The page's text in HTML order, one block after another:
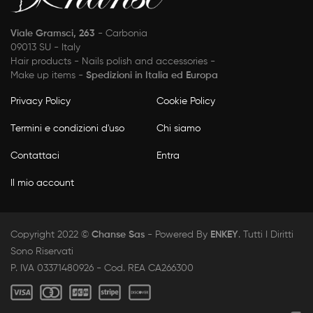
Viale Gramsci, 263 - Carbonia
09013 SU - Italy
Hair products - Nails polish and accessories -
Make up items - Spedizioni in Italia ed Europa
Privacy Policy Cookie Policy
Termini e condizioni d'uso Chi siamo
Contattaci Entra
Il mio account
Copyright 2022 © Chanse Sas - Powered By ENKEY. Tutti I Diritti
Sono Riservati
P. IVA 03371480926 - Cod. REA CA266300